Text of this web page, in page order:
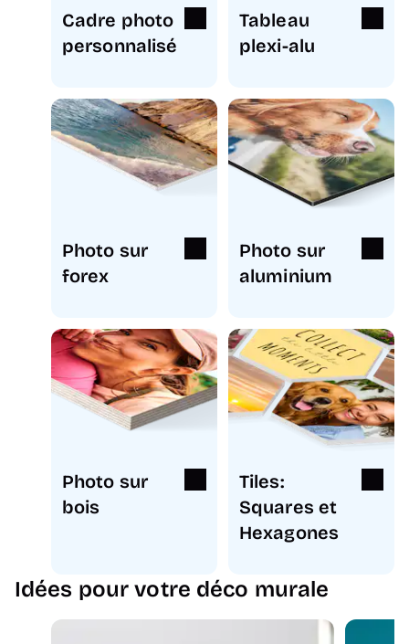
Cadre photo
personnalisé
Tableau
plexi-alu
Photo sur
forex
Photo sur
aluminium
Photo sur
bois
Tiles:
Squares et
Hexagones
Idées pour votre déco murale